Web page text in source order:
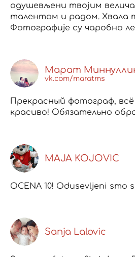
одушевљени твојим
талентом и радом. Хвала
Фотографије су чаробно
Марат
vk.com/maratms
Прекрасный фотограф, всё
красиво! Обязательно
MAJA KOJOVIC
OCENA 10! Odusevljeni smo
Sanja Lalovic